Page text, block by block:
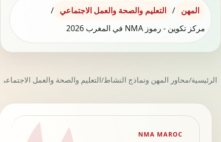
المهن / التعليم والصحة والعمل الاجتماعي
/
مركز تكوين - رموز NMA في المغرب 2026
الرئيسية/محاور المهن ونماذج النشاط/التعليم والصحة والعمل الاجتماعي
NMA MAROC